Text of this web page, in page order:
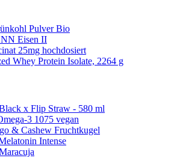
Pulver Bio
Eisen II
25mg hochdosiert
Whey Protein Isolate, 2264 g
x Flip Straw - 580 ml
3 1075 vegan
& Cashew Fruchtkugel
Intense